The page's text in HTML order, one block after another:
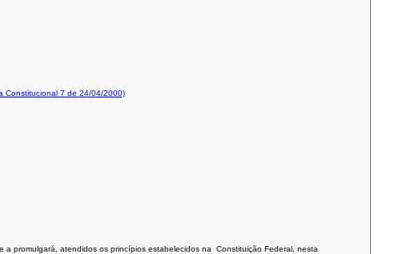
Constitucional 7 de 24/04/2000)
a promulgará, atendidos os princípios estabelecidos na Constituição Federal, nesta